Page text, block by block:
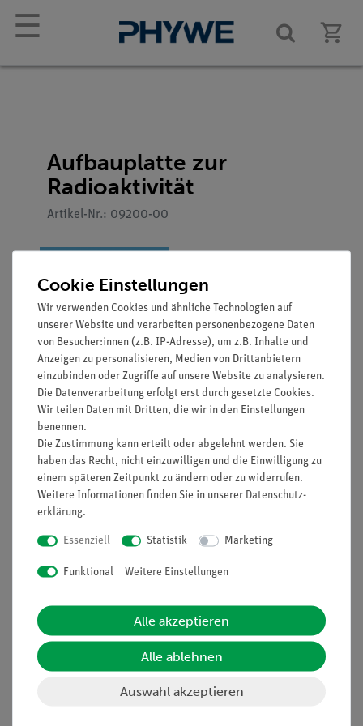
☰
Aufbauplatte zur
Radioaktivität
Artikel-Nr.: 09200-00
Funktion und Verwendung
Zur Aufnahme von magnetisch haftenden Komponenten
zur Durchführung von Experimenten zur Radioaktivität.
Ausstattung und technische
Daten
Lackierte Metalltischplatte mit Abstands- und
Winkelskale.
Abstandsskale: 0...15 cm.
Winkelskale: 0...+/-90 Grad.
Maße (mm): 300 x 215 x 20.
2 Aufbaufüße für senkrechte Plattenstellung
(09200-01).
Cookie Einstellungen
Wir verwenden Cookies und ähnliche Technologien auf
unserer Website und verarbeiten personenbezogene Daten
von Besucher:innen (z.B. IP-Adresse), um z.B. Inhalte und
Anzeigen zu personalisieren, Medien von Drittanbietern
einzubinden oder Zugriffe auf unsere Website zu analysieren.
Die Datenverarbeitung erfolgt erst durch gesetzte Cookies.
Wir teilen Daten mit Dritten, die wir in den Einstellungen
benennen.
Die Zustimmung kann erteilt oder abgelehnt werden. Sie
haben das Recht, nicht einzuwilligen und die Einwilligung zu
einem späteren Zeitpunkt zu ändern oder zu widerrufen.
Weitere Informationen finden Sie in unserer Daten­schutz­
erklärung.
Essenziell Statistik Marketing
Funktional Weitere Einstellungen
Alle akzeptieren
Alle ablehnen
Auswahl akzeptieren